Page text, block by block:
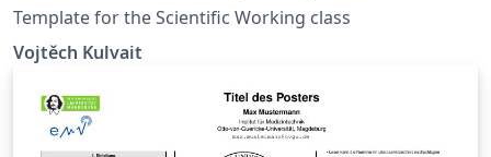
Template for the Scientific Working class
Vojtěch Kulvait